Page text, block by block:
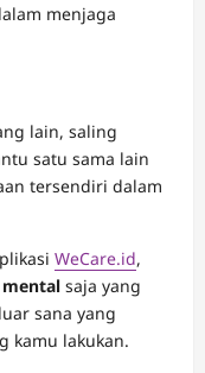
menjaga
lain, saling
satu sama lain
tersendiri dalam
WeCare.id,
saja yang
sana yang
kamu lakukan.